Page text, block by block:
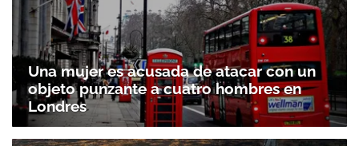
Una mujer es acusada de atacar con un
objeto punzante a cuatro hombres en
Londres